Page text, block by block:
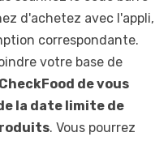
d'achetez avec l'appli,
correspondante.
votre base de
de vous
la date limite de
. Vous pourrez